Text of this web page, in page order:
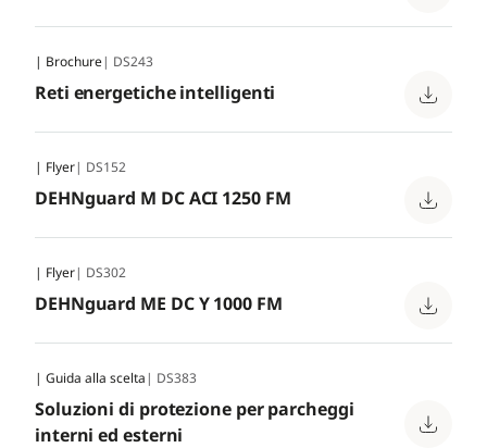
| Brochure| DS243
Reti energetiche intelligenti
| Flyer| DS152
DEHNguard M DC ACI 1250 FM
| Flyer| DS302
DEHNguard ME DC Y 1000 FM
| Guida alla scelta | DS383
Soluzioni di protezione per parcheggi
interni ed esterni